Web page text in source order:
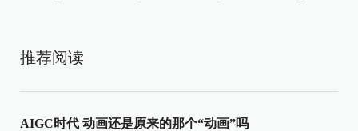
推荐阅读
AIGC时代 动画还是原来的那个“动画”吗